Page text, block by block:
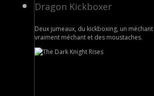
Dragon Kickboxer
Deux jumeaux, du kickboxing, un méchant
vraiment méchant et des moustaches.